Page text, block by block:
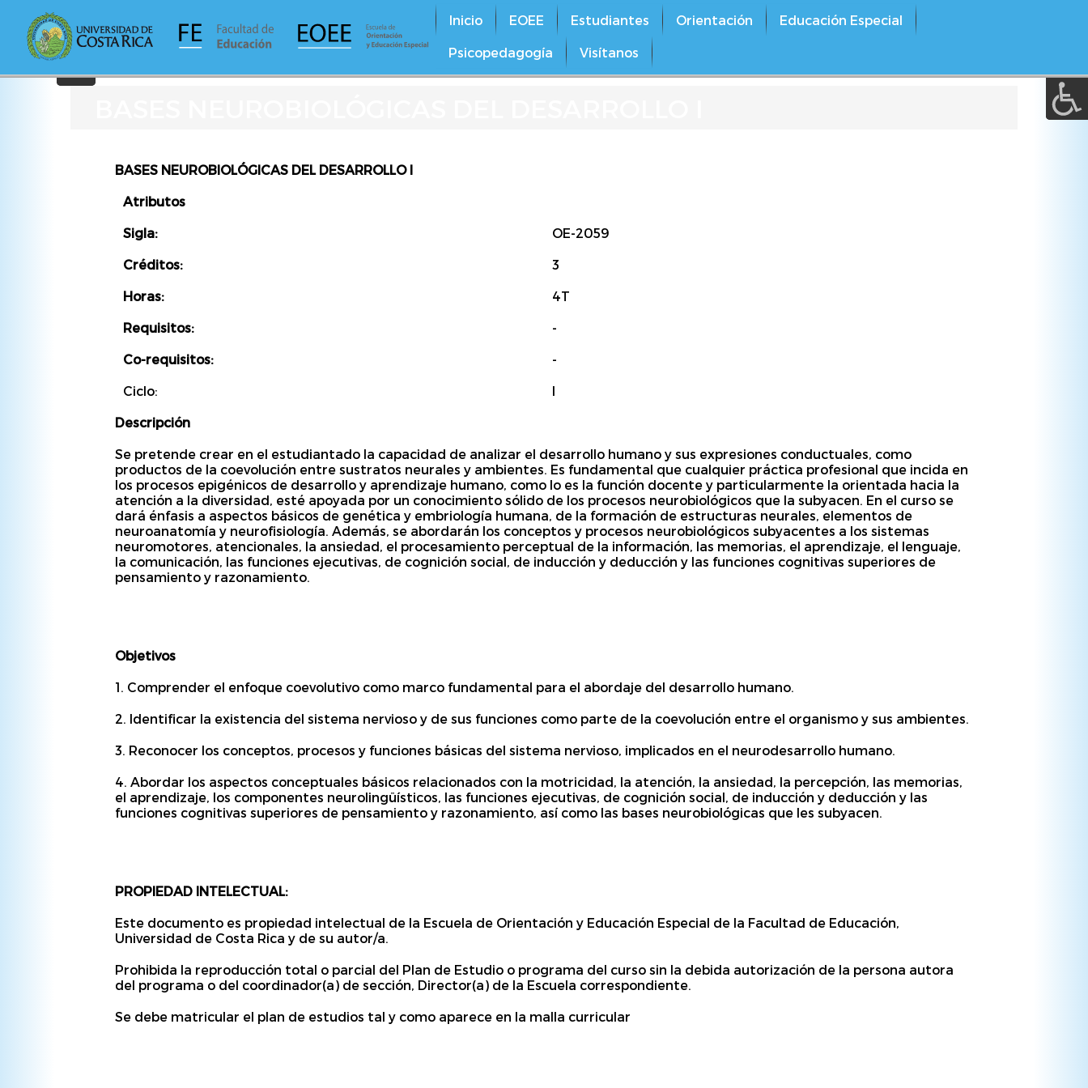
contenido
principal
Inicio EOEE Estudiantes Orientación Educación Especial
Psicopedagogía Visítanos
A a (+/-) :
BASES NEUROBIOLÓGICAS DEL DESARROLLO I
Atributos
Sigla: OE-2059
Créditos: 3
Horas: 4T
Requisitos: -
Co-requisitos: -
Ciclo: I
Descripción
Se pretende crear en el estudiantado la capacidad de analizar el desarrollo humano y sus expresiones conductuales, como
productos de la coevolución entre sustratos neurales y ambientes. Es fundamental que cualquier práctica profesional que incida en
los procesos epigénicos de desarrollo y aprendizaje humano, como lo es la función docente y particularmente la orientada hacia la
atención a la diversidad, esté apoyada por un conocimiento sólido de los procesos neurobiológicos que la subyacen. En el curso se
dará énfasis a aspectos básicos de genética y embriología humana, de la formación de estructuras neurales, elementos de
neuroanatomía y neurofisiología. Además, se abordarán los conceptos y procesos neurobiológicos subyacentes a los sistemas
neuromotores, atencionales, la ansiedad, el procesamiento perceptual de la información, las memorias, el aprendizaje, el lenguaje,
la comunicación, las funciones ejecutivas, de cognición social, de inducción y deducción y las funciones cognitivas superiores de
pensamiento y razonamiento.
Objetivos
1. Comprender el enfoque coevolutivo como marco fundamental para el abordaje del desarrollo humano.
2. Identificar la existencia del sistema nervioso y de sus funciones como parte de la coevolución entre el organismo y sus ambientes.
3. Reconocer los conceptos, procesos y funciones básicas del sistema nervioso, implicados en el neurodesarrollo humano.
4. Abordar los aspectos conceptuales básicos relacionados con la motricidad, la atención, la ansiedad, la percepción, las memorias,
el aprendizaje, los componentes neurolingüísticos, las funciones ejecutivas, de cognición social, de inducción y deducción y las
funciones cognitivas superiores de pensamiento y razonamiento, así como las bases neurobiológicas que les subyacen.
PROPIEDAD INTELECTUAL:
Este documento es propiedad intelectual de la Escuela de Orientación y Educación Especial de la Facultad de Educación,
Universidad de Costa Rica y de su autor/a.
Prohibida la reproducción total o parcial del Plan de Estudio o programa del curso sin la debida autorización de la persona autora
del programa o del coordinador(a) de sección, Director(a) de la Escuela correspondiente.
Se debe matricular el plan de estudios tal y como aparece en la malla curricular